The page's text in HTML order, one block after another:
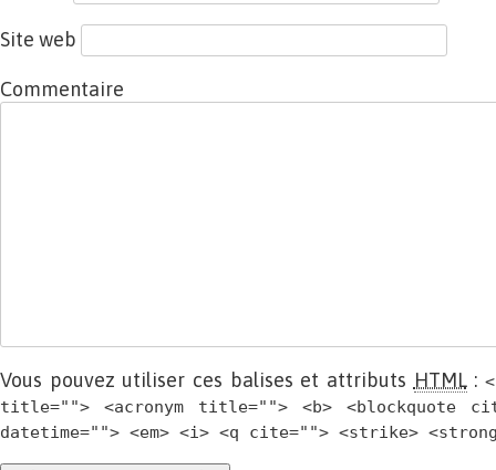
Site web
Commentaire
Vous pouvez utiliser ces balises et attributs HTML:
title=""> <acronym title=""> <b> <blockquote
datetime=""> <em> <i> <q cite=""> <strike>